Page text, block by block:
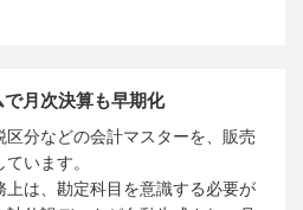
月次決算も早期化
分などの会計マスターを、販売
います。
上は、勘定科目を意識する必要が